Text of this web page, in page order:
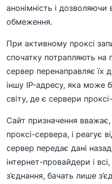
анонімність і дозволяючи
обмеження.
При активному проксі
спочатку потрапляють на
сервер перенаправляє їх
іншу IP-адресу, яка може
світу, де є сервери
Сайт призначення
проксі-сервера, і реагує
сервер передає дані
інтернет-провайдери і
з’єднання, бачать лише